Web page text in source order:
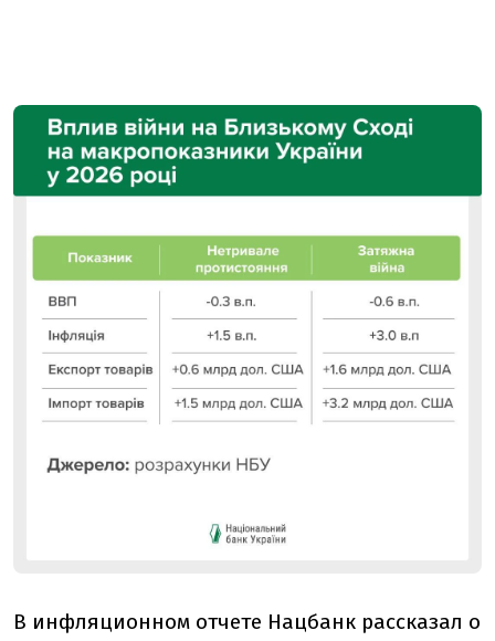
В инфляционном отчете Нацбанк рассказал о